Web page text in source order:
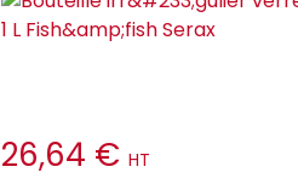
26,64 € HT